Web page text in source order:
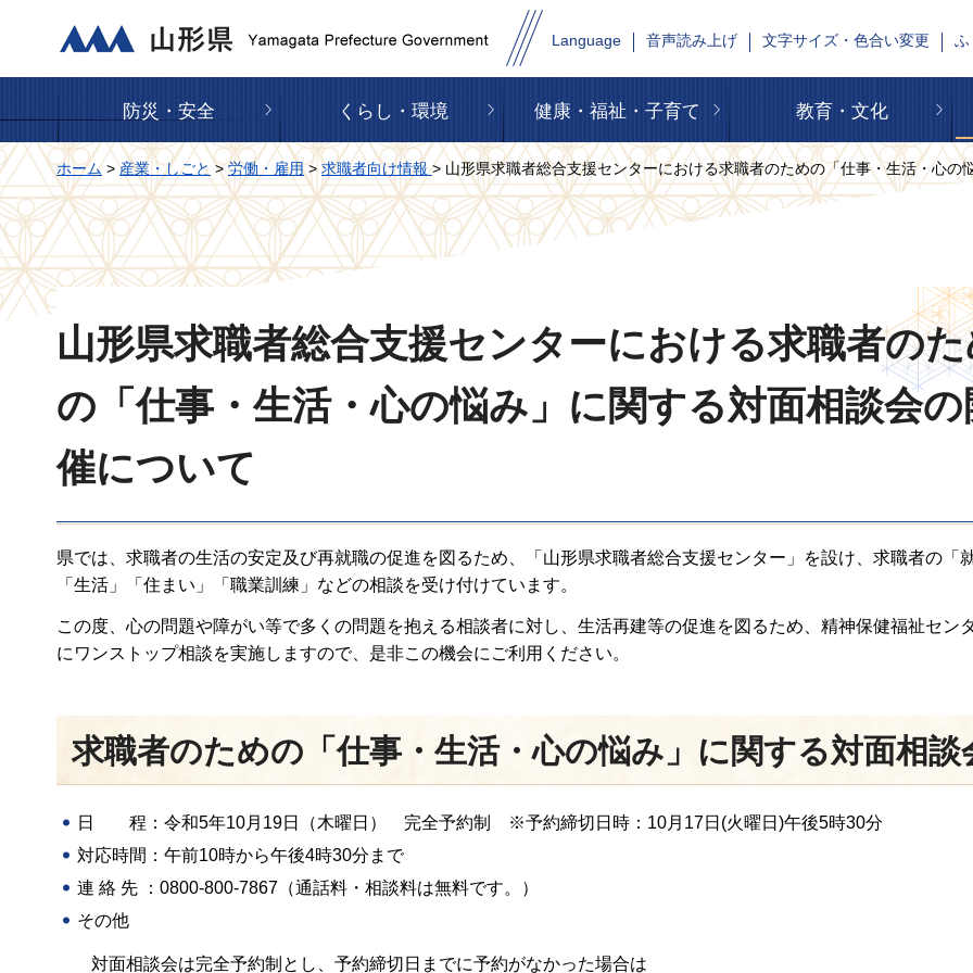
山形県 Language 音声読み上げ 文字サイズ・色合い変更 ふ
防災・安全 くらし・環境 健康・福祉・子育て 教育・文化
ホーム>産業・しごと >労働・雇用> 求職者向け情報> 山形県求職者総合支援センターにおける求職者のための「仕事・生活・心の
山形県求職者総合支援センターにおける求職者の
の「仕事・生活・心の悩み」に関する対面相談会の
催について
県では、求職者の生活の安定及び再就職の促進を図るため、「山形県求職者総合支援センター」を設け、求職者の「
「生活」「住まい」「職業訓練」などの相談を受け付けています。
この度、心の問題や障がい等で多くの問題を抱える相談者に対し、生活再建等の促進を図るため、精神保健福祉セン
にワンストップ相談を実施しますので、是非この機会にご利用ください。
求職者のための「仕事・生活・心の悩み」に関する対面相談
日 程：令和5年10月19日（木曜日） 完全予約制 ※予約締切日時：10月17日(火曜日)午後5時30分
対応時間：午前10時から午後4時30分まで
連 絡 先 ：0800-800-7867（通話料・相談料は無料です。）
その他
対面相談会は完全予約制とし、予約締切日までに予約がなかった場合は